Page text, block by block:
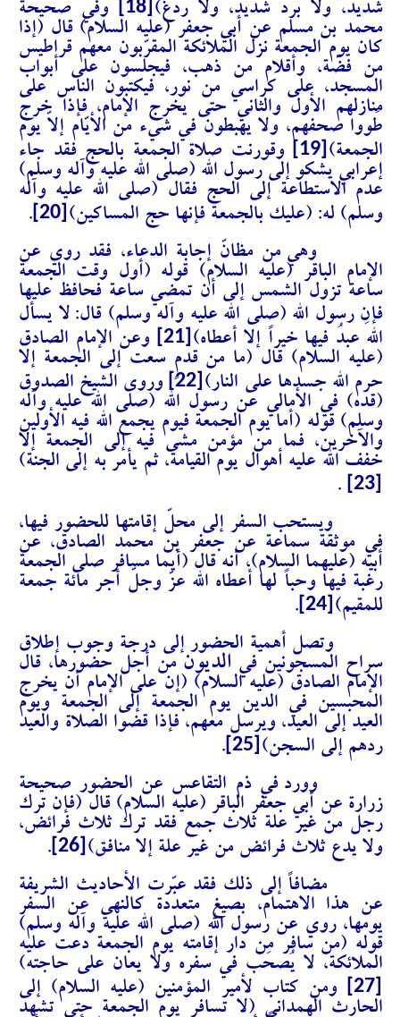
شديد، ولا برد شديد، ولا ردغ)
وفي صحيحة
محمد بن مسلم عن أبي جعفر (عليه السلام) قال (إذا
كان يوم الجمعة نزل الملائكة المقرّبون معهم قراطيس
من فضّة، وأقلام من ذهب، فيجلسون على أبواب
المسجد، على كراسي من نور، فيكتبون الناس على
منازلهم الأول والثاني حتى يخرج الإمام، فإذا خرج
طَووا صحفهم، ولا يهبطون في شيء من الأيّام إلاّ يوم
الجمعة)
وقورنت صلاة الجمعة بالحج فقد جاء
إعرابي يشكو إلى رسول الله (صلى الله عليه وآله وسلم)
عدم الاستطاعة إلى الحج فقال (صلى الله عليه وآله
وسلم) له: (عليك بالجمعة فإنها حج المساكين)
.
وهي من مظانّ إجابة الدعاء، فقد روي عن
الإمام الباقر (عليه السلام) قوله (أول وقت الجمعة
ساعة تزول الشمس إلى أن تمضي ساعة فحافظ عليها
فإن رسول الله (صلى الله عليه وآله وسلم) قال: لا يسأل
اللهَ عبدُ فيها خيراً إلا أعطاه) [21]
وعن الإمام الصادق
(عليه السلام) قال (ما من قدمٍ سعت إلى الجمعة إلا
حرم الله جسدها على النار)
وروى الشيخ الصدوق
(قده) في الأمالي عن رسول الله (صلى الله عليه وآله
وسلم) قوله (أما يوم الجمعة فيوم يجمع الله فيه الأولين
والآخرين، فما من مؤمن مشى فيه إلى الجمعة إلا
خفف الله عليه أهوال يوم القيامة، ثم يأمر به إلى الجنة)
.
ويستحب السفر إلى محلّ إقامتها للحضور فيها،
في موثقة سماعة عن جعفر بن محمد الصادق، عن
أبيه (عليهما ‌السلام)، أنه قال (أيما مسافر صلى الجمعة
رغبة فيها وحباً لها أعطاه الله عزّ وجلّ أجر مائة جمعة
للمقيم)
.
وتصل أهمية الحضور إلى درجة وجوب إطلاق
سراح المسجونين في الديون من أجل حضورها، قال
الإمام الصادق (عليه السلام) (إن على الإمام أن يخرج
المحبسين في الدين يوم الجمعة إلى الجمعة ويوم
العيد إلى العيد، ويرسل معهم، فإذا قضوا الصلاة والعيد
ردهم إلى السجن)
.
وورد في ذم التقاعس عن الحضور صحيحة
زرارة عن أبي جعفر الباقر (عليه السلام) قال (فإن ترك
رجل من غير علة ثلاث جمع فقد ترك ثلاث فرائض،
ولا يدع ثلاث فرائض من غير علة إلا منافق)
.
مضافاً إلى ذلك فقد عبّرت الأحاديث الشريفة
عن هذا الاهتمام، بصيغ متعددة كالنهي عن السفر
يومها، روي عن رسول الله (صلى الله عليه وآله وسلم)
قوله (من سافر من دار إقامته يوم الجمعة دعت عليه
الملائكة، لا يُصحَب في سفره ولا يعان على حاجته)
ومن كتاب لأمير المؤمنين (عليه السلام) إلى
الحارث الهمداني (لا تسافر يوم الجمعة حتى تشهد